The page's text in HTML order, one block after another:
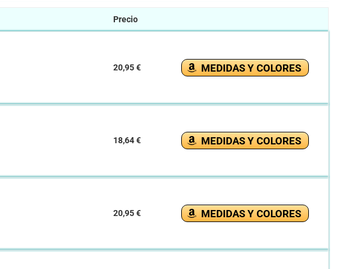
Precio
20,95 € MEDIDAS Y COLORES
18,64 € MEDIDAS Y COLORES
20,95 € MEDIDAS Y COLORES